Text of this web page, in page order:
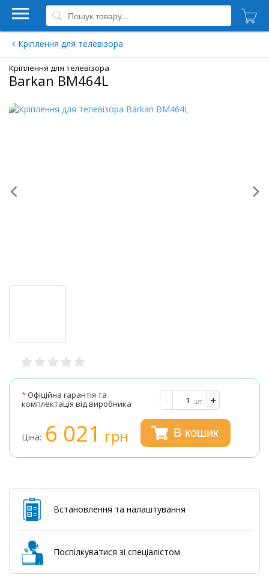
Кріплення для телевізора
Кріплення для телевізора
Barkan BM464L
*Офіційна гарантія та
комплектація від виробника
- +
шт.
Ціна: 6 021 грн В кошик
Встановлення та налаштування
Поспілкуватися зі спеціалістом